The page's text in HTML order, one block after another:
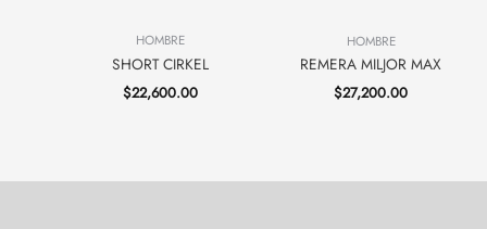
HOMBRE
SHORT CIRKEL
$22,600.00
HOMBRE
REMERA MILJOR MAX
$27,200.00